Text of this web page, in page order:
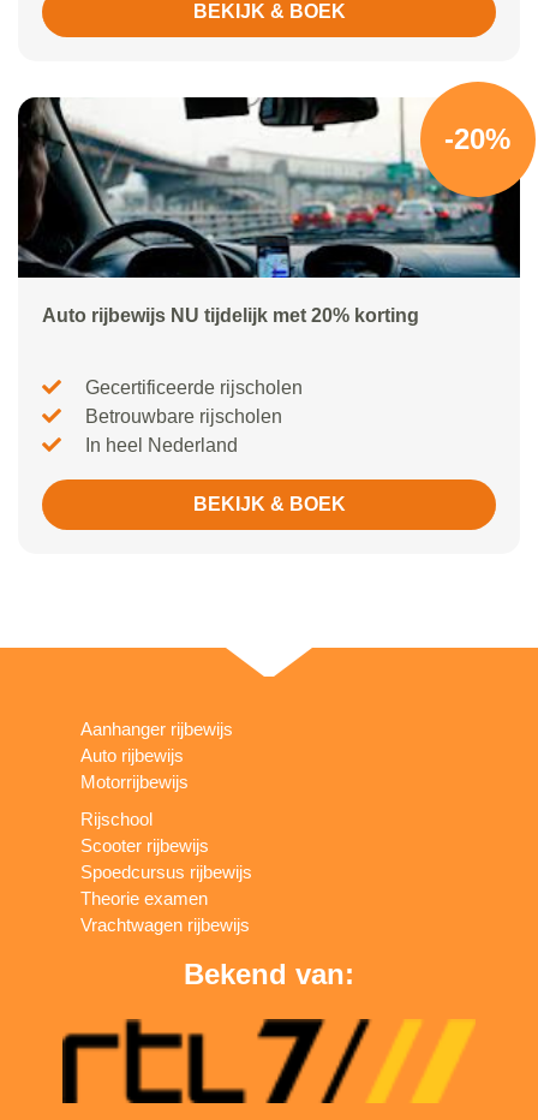
BEKIJK & BOEK
-20%
Auto rijbewijs NU tijdelijk met 20% korting
Gecertificeerde rijscholen
Betrouwbare rijscholen
In heel Nederland
BEKIJK & BOEK
Aanhanger rijbewijs
Auto rijbewijs
Motorrijbewijs
Rijschool
Scooter rijbewijs
Spoedcursus rijbewijs
Theorie examen
Vrachtwagen rijbewijs
Bekend van: